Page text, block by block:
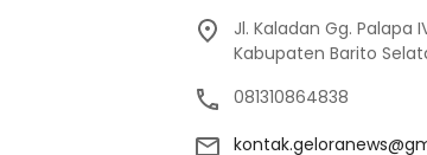
Jl. Kaladan Gg. Palapa
Kabupaten Barito
081310864838